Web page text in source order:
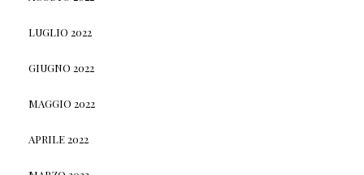
LUGLIO 2022
GIUGNO 2022
MAGGIO 2022
APRILE 2022